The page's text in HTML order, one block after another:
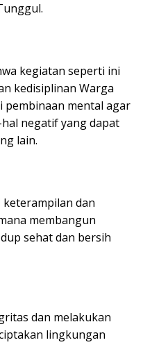
kegiatan seperti ini
kedisiplinan Warga
pembinaan mental agar
negatif yang dapat
lain.
keterampilan dan
membangun
sehat dan bersih
dan melakukan
lingkungan